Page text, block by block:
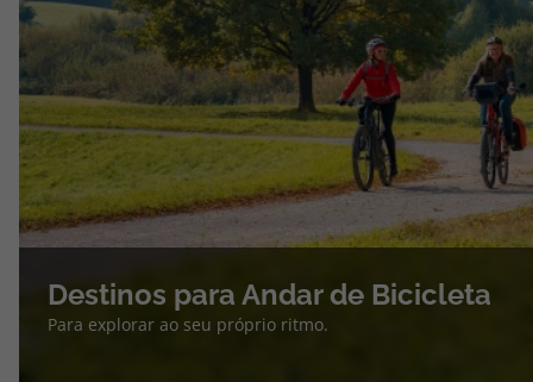
Destinos para Andar de Bicicleta
Para explorar ao seu próprio ritmo.